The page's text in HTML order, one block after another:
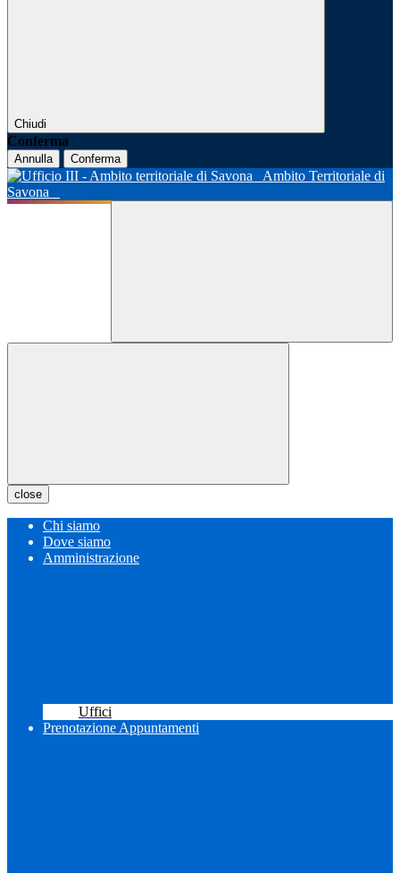
Chiudi
Conferma
Annulla Conferma
Ambito Territoriale di
Savona
close
Chi siamo
Dove siamo
Amministrazione
Uffici
Prenotazione Appuntamenti